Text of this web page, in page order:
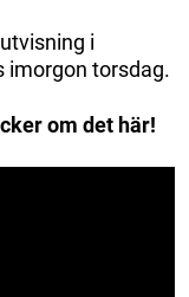
i
imorgon torsdag.
om det här!